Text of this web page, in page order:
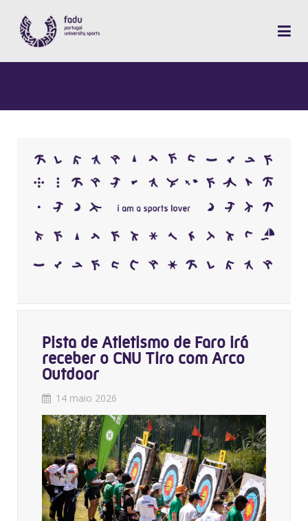
Pista de Atletismo de Faro irá
receber o CNU Tiro com Arco
Outdoor
14 maio 2026